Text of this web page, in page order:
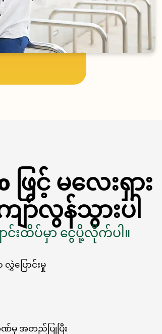
ဖြင့် မလေးရှား
ာ်လွန်သွားပါ
းထိပ်မှာ ငွေပို့လိုက်ပါ။
လွှဲပြောင်းမှု
မှ အတည်ပြုပြီး